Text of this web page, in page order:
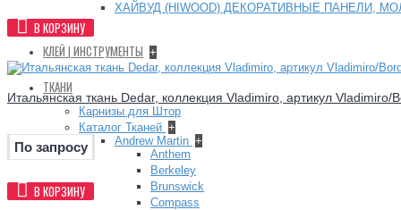
ХАЙВУД (HIWOOD) ДЕКОРАТИВНЫЕ ПАНЕЛИ,
+
КЛЕЙ | ИНСТРУМЕНТЫ +
ТКАНИ
Карнизы для Штор
Каталог Тканей +
Andrew Martin +
Anthem
Berkeley
Brunswick
Compass
В КОРЗИНУ
Итальянская ткань Dedar, коллекция Vladimiro, артикул Vladimiro/
По запросу
В КОРЗИНУ